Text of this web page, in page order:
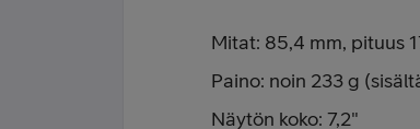
Mitat: 85,4 mm, pituus
Paino: noin 233 g
Näytön koko: 7,2"